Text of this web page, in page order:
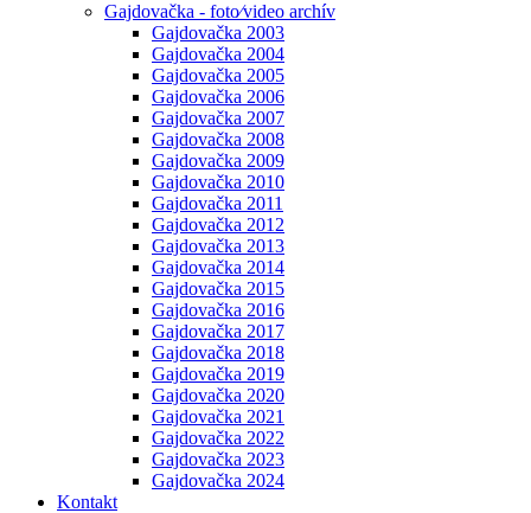
Gajdovačka - foto⁄video archív
Gajdovačka 2003
Gajdovačka 2004
Gajdovačka 2005
Gajdovačka 2006
Gajdovačka 2007
Gajdovačka 2008
Gajdovačka 2009
Gajdovačka 2010
Gajdovačka 2011
Gajdovačka 2012
Gajdovačka 2013
Gajdovačka 2014
Gajdovačka 2015
Gajdovačka 2016
Gajdovačka 2017
Gajdovačka 2018
Gajdovačka 2019
Gajdovačka 2020
Gajdovačka 2021
Gajdovačka 2022
Gajdovačka 2023
Gajdovačka 2024
Kontakt